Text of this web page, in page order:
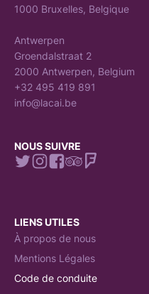
1000 Bruxelles, Belgique
Antwerpen
Groendalstraat 2
2000 Antwerpen, Belgium
+32 495 419 891
info@lacai.be
NOUS SUIVRE
LIENS UTILES
À propos de nous
Mentions Légales
Code de conduite